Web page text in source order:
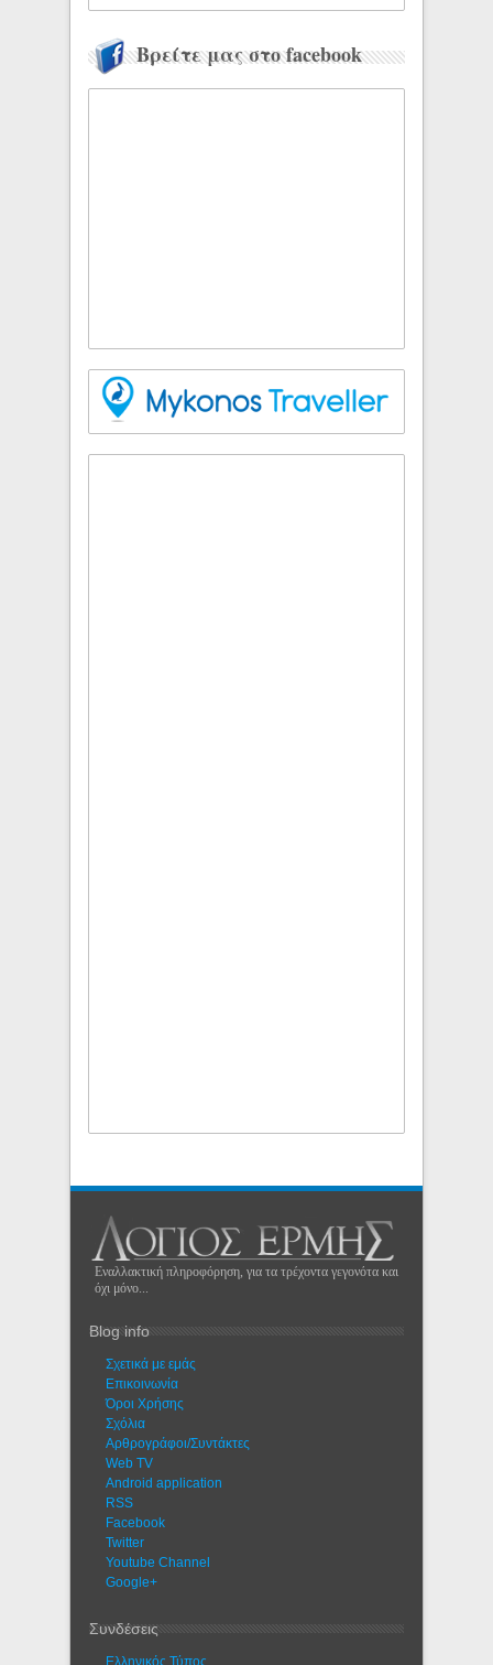
Βρείτε μας στο facebook
Εναλλακτική πληροφόρηση, για τα τρέχοντα γεγονότα και
όχι μόνο...
Blog info
Σχετικά με εμάς
Eπικοινωνία
Όροι Χρήσης
Σχόλια
Αρθρογράφοι/Συντάκτες
Web TV
Android application
RSS
Facebook
Twitter
Youtube Channel
Google+
Συνδέσεις